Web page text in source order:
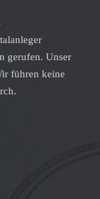
gerufen. Unser
führen keine